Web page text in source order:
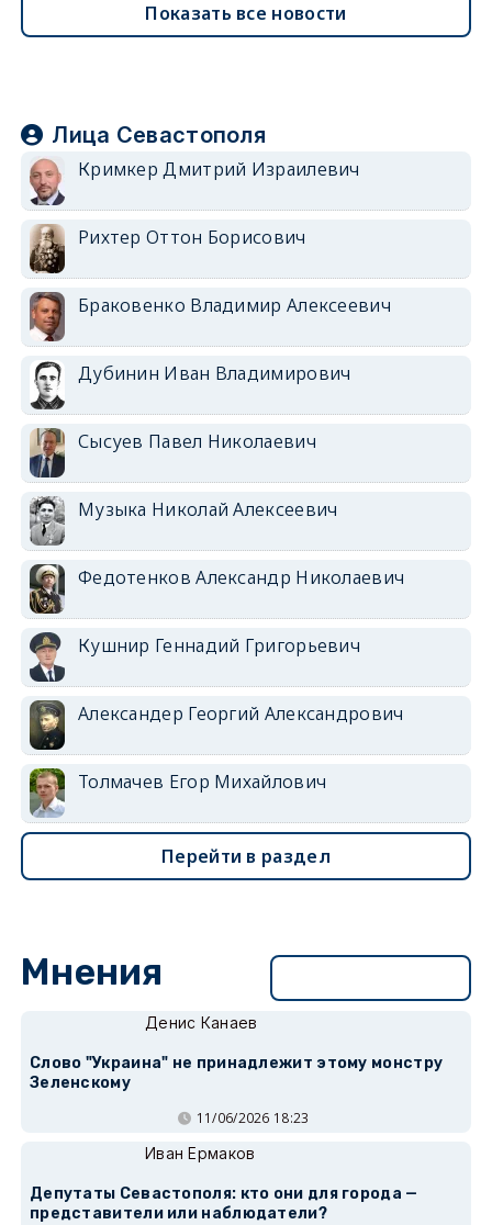
Показать все новости
Лица Севастополя
Кримкер Дмитрий Израилевич
Рихтер Оттон Борисович
Браковенко Владимир Алексеевич
Дубинин Иван Владимирович
Сысуев Павел Николаевич
Музыка Николай Алексеевич
Федотенков Александр Николаевич
Кушнир Геннадий Григорьевич
Александер Георгий Александрович
Толмачев Егор Михайлович
Перейти в раздел
Мнения
Денис Канаев
Слово "Украина" не принадлежит этому монстру
Зеленскому
11/06/2026 18:23
Иван Ермаков
Депутаты Севастополя: кто они для города —
представители или наблюдатели?